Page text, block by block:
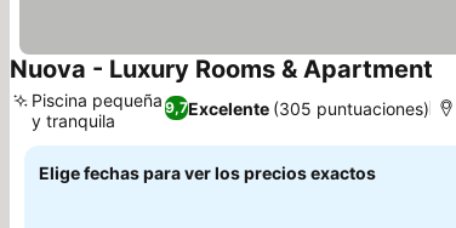
Nuova - Luxury Rooms & Apartment
9,7Excelente (305 puntuaciones)
Piscina pequeña
y tranquila
Elige fechas para ver los precios exactos